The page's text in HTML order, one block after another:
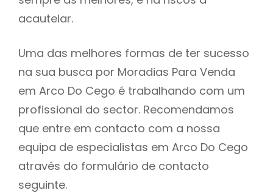
acautelar.
Uma das melhores formas de ter sucesso
na sua busca por Moradias Para Venda
em Arco Do Cego é trabalhando com um
profissional do sector. Recomendamos
que entre em contacto com a nossa
equipa de especialistas em Arco Do Cego
através do formulário de contacto
seguinte.